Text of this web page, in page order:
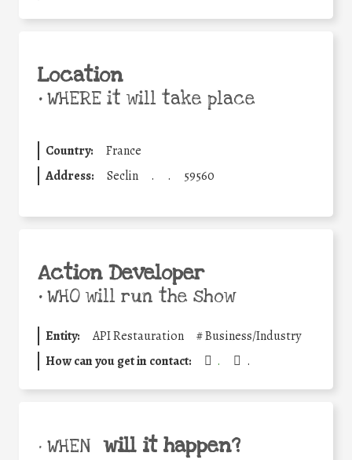
Location
•WHERE it will take place
Country:
France
Address:
Seclin . . 59560
Action Developer
•WHO will run the show
Entity: API Restauration #Business/Industry
How can you get in contact:
. .
• WHEN will it happen?